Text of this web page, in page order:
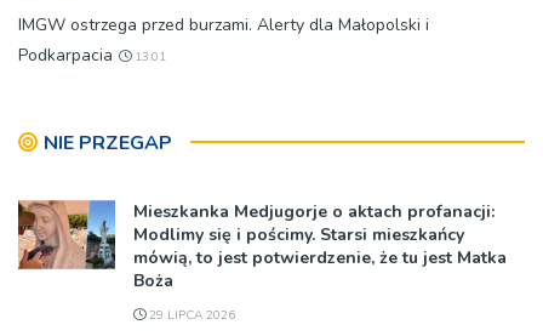
IMGW ostrzega przed burzami. Alerty dla Małopolski i
Podkarpacia
13:01
NIE PRZEGAP
Mieszkanka Medjugorje o aktach profanacji:
Modlimy się i pościmy. Starsi mieszkańcy
mówią, to jest potwierdzenie, że tu jest Matka
Boża
29 LIPCA 2026